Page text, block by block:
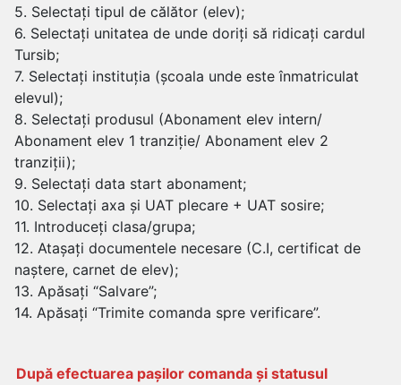
5. Selectați tipul de călător (elev);
6. Selectați unitatea de unde doriți să ridicați cardul
Tursib;
7. Selectați instituția (școala unde este înmatriculat
elevul);
8. Selectați produsul (Abonament elev intern/
Abonament elev 1 tranziție/ Abonament elev 2
tranziții);
9. Selectați data start abonament;
10. Selectați axa și UAT plecare + UAT sosire;
11. Introduceți clasa/grupa;
12. Atașați documentele necesare (C.I, certificat de
naștere, carnet de elev);
13. Apăsați “Salvare”;
14. Apăsați “Trimite comanda spre verificare”.
După efectuarea pașilor comanda și statusul